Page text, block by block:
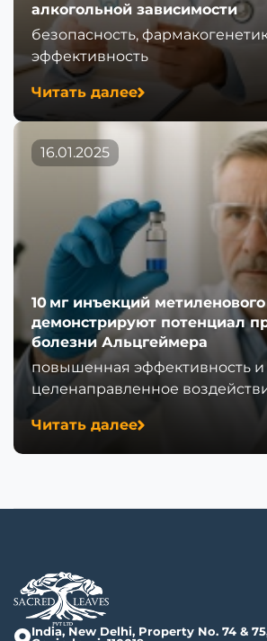
алкогольной зависимости
безопасность,
эффективность
Читать далее
16.01.2025
10 мг инъекций
демонстрируют потенциал
болезни Альцгеймера
повышенная эффективность и
целенаправленное
Читать далее
India, New Delhi, Property No. 74 &